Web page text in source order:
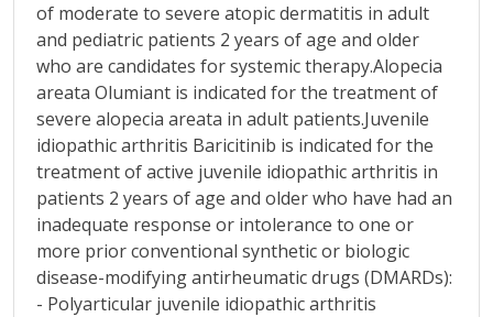
of moderate to severe atopic dermatitis in adult
and pediatric patients 2 years of age and older
who are candidates for systemic therapy.Alopecia
areata Olumiant is indicated for the treatment of
severe alopecia areata in adult patients.Juvenile
idiopathic arthritis Baricitinib is indicated for the
treatment of active juvenile idiopathic arthritis in
patients 2 years of age and older who have had an
inadequate response or intolerance to one or
more prior conventional synthetic or biologic
disease-modifying antirheumatic drugs (DMARDs):
- Polyarticular juvenile idiopathic arthritis